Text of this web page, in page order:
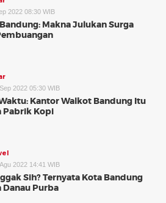
2022 08:30 WIB
Makna Julukan Surga
2022 05:30 WIB
Kantor Walkot Bandung Itu
Pabrik Kopi
2022 14:41 WIB
Sih? Ternyata Kota Bandung
Danau Purba